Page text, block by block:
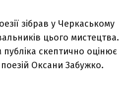
зібрав у Черкаському
цього мистецтва.
скептично оцінює
поезій Оксани Забужко.